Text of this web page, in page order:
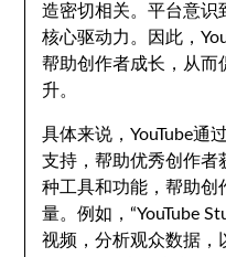
造密切相关。平台意识
核心驱动力。因此，
帮助创作者成长，从而
升。
具体来说，YouTube通
支持，帮助优秀创作者
种工具和功能，帮助创
量。例如，“YouTube
视频，分析观众数据，